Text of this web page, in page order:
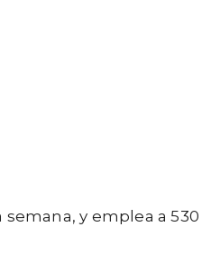
semana, y emplea a